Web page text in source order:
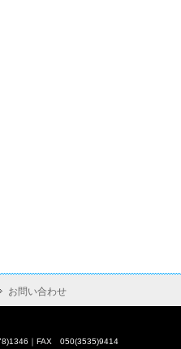
お問い合わせ
｜FAX 050(3535)9414